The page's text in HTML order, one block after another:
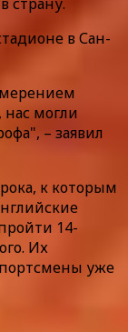
в Сан-
могли
– заявил
к которым
14-
Их
уже